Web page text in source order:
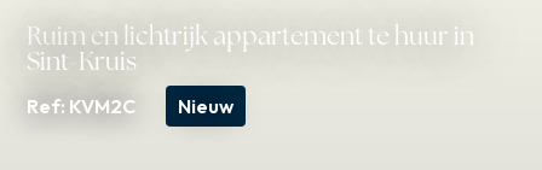
Ruim en lichtrijk appartement te huur in
Sint-Kruis
Ref: KVM2C Nieuw